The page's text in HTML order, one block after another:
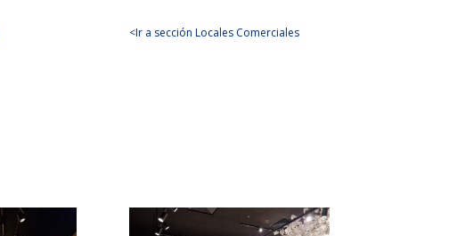
<Ir a sección Locales Comerciales